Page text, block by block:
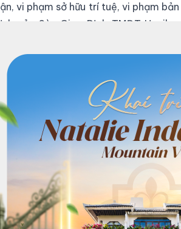
vi phạm sở hữu trí tuệ, vi phạm
của Sàn Giao Dịch TMĐT
bảo mật hoặc theo yêu cầu của
Giao Dịch TMĐT
lại. Trong tất cả những trường
đơn vị này thực thi chính sách bảo
các Thông tin cá nhân do Khách
trình cung cấp dịch vụ cho
hàng có yêu cầu hủy các thông
cá nhân: